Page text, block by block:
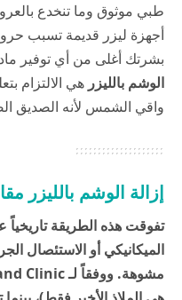
طبي موثوق وما تنخدع
أجهزة ليزر قديمة تسبب
بشرتك أغلى من أي توفير
الوشم بالليزر هي الالتزام
واقي الشمس لأنه الصديق
إزالة الوشم بالليزر
تفوقت هذه الطريقة
الميكانيكي أو الاستئصال
مشوهة. ووفقاً لـClinic